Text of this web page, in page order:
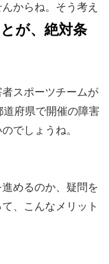
からね。そう考え
が、絶対条
スポーツチームが
府県で開催の障害
でしょうね。
めるのか、疑問を
、こんなメリット